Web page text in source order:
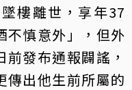
墜樓離世，享年37
不慎意外」，但外
發布通報闢謠，
傳出他生前所屬的